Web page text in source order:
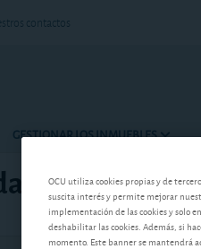
contactos
GESTIONAR LOS INMUEBLES
de
OCU utiliza cookies propias y de
suscita interés y permite mejorar
implementación de las cookies y solo
deshabilitar las cookies. Además, si
momento. Este banner se mantendrá